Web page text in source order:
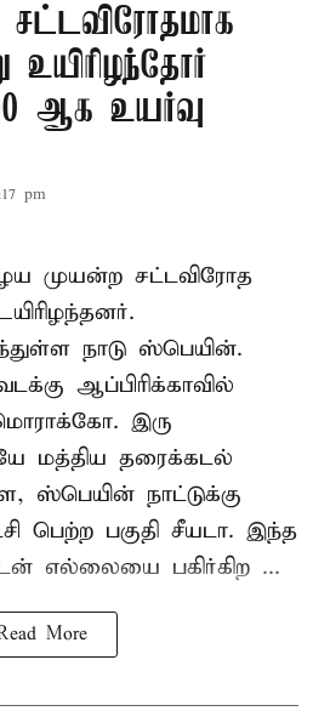
சட்டவிரோதமாக
உயிரிழந்தோர்
ஆக உயர்வு
pm
முயன்ற சட்டவிரோத
நாடு ஸ்பெயின்.
ஆப்பிரிக்காவில்
இரு
மத்திய தரைக்கடல்
நாட்டுக்கு
பெற்ற பகுதி சீயடா. இந்த
எல்லையை பகிர்கிற ...
More